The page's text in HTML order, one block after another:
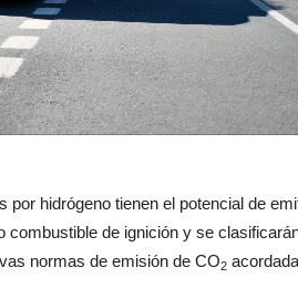
hidrógeno tienen el potencial de
combustible de ignición y se
normas de emisión de CO2